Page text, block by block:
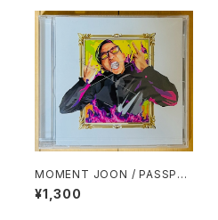
MOMENT JOON / PASSPO
RT & GARCON
¥1,300